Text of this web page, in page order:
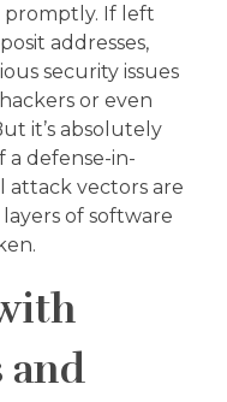
If left
addresses,
security issues
or even
it’s absolutely
a defense-in-
attack vectors are
of software
and